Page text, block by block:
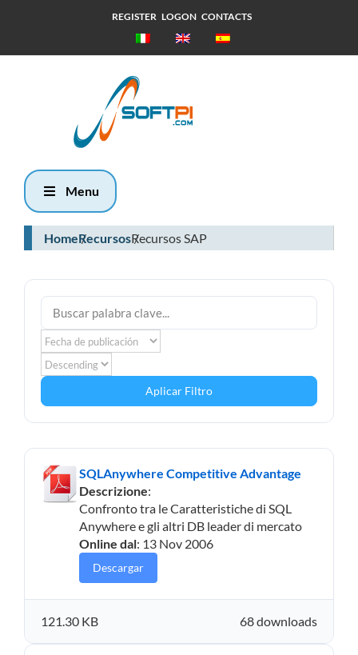
REGISTER LOGON CONTACTS
Menu
HomeRecursosRecursos SAP
Aplicar Filtro
SQLAnywhere Competitive Advantage
Descrizione:
Confronto tra le Caratteristiche di SQL
Anywhere e gli altri DB leader di mercato
Online dal: 13 Nov 2006
Descargar
68 downloads
121.30 KB